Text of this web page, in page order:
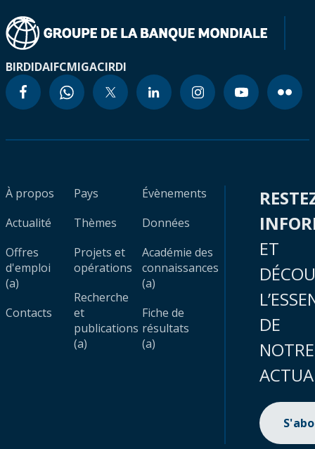
BIRDIDAIFCMIGACIRDI
À propos
Actualité
Offres
d'emploi
(a)
Contacts
Pays
Thèmes
Projets et
opérations
Recherche
et
publications
(a)
Évènements
Données
Académie des
connaissances
(a)
Fiche de
résultats
(a)
ET
DE
NOTRE